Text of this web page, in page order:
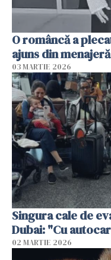
O româncă a
ajuns din
03 MARTIE 2026
Singura cale de
Dubai: "Cu
02 MARTIE 2026